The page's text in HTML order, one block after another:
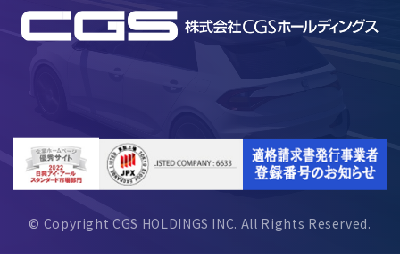
© Copyright CGS HOLDINGS INC. All Rights Reserved.